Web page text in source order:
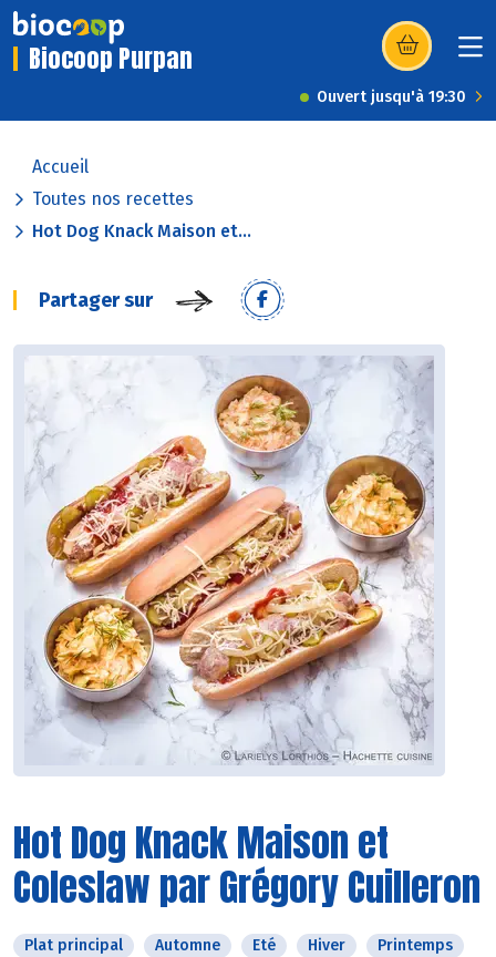
Biocoop Purpan (s’ouvre dans
Ouvert jusqu'à 19:30
Accueil
Toutes nos recettes
Hot Dog Knack Maison et...
Partager sur
Hot Dog Knack Maison et
Coleslaw par Grégory Cuilleron
Plat principal Automne Eté Hiver Printemps